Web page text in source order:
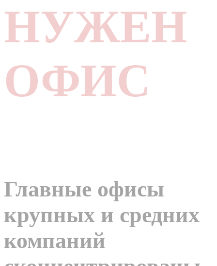
НУЖЕН
ОФИС
Главные офисы
крупных и средних
компаний